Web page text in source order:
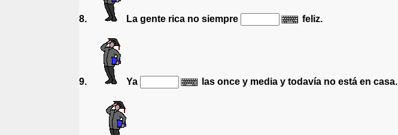
8. La gente rica no siempre feliz.
9. Ya las once y media y todavía no está en casa.